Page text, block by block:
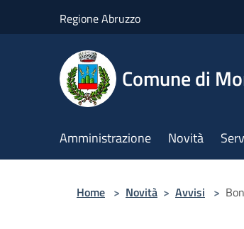
Regione Abruzzo
Comune di
Amministrazione Novità
Home > Novità > Avvisi >